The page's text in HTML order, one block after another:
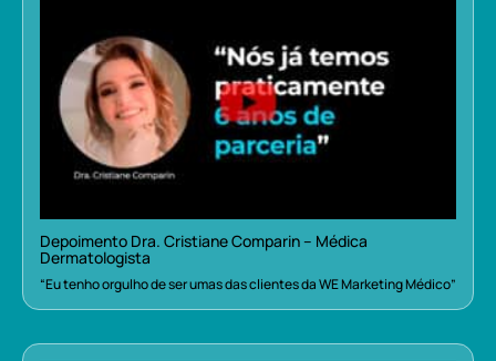
Depoimento Dra. Cristiane Comparin – Médica
Dermatologista
“Eu tenho orgulho de ser umas das clientes da WE Marketing Médico”